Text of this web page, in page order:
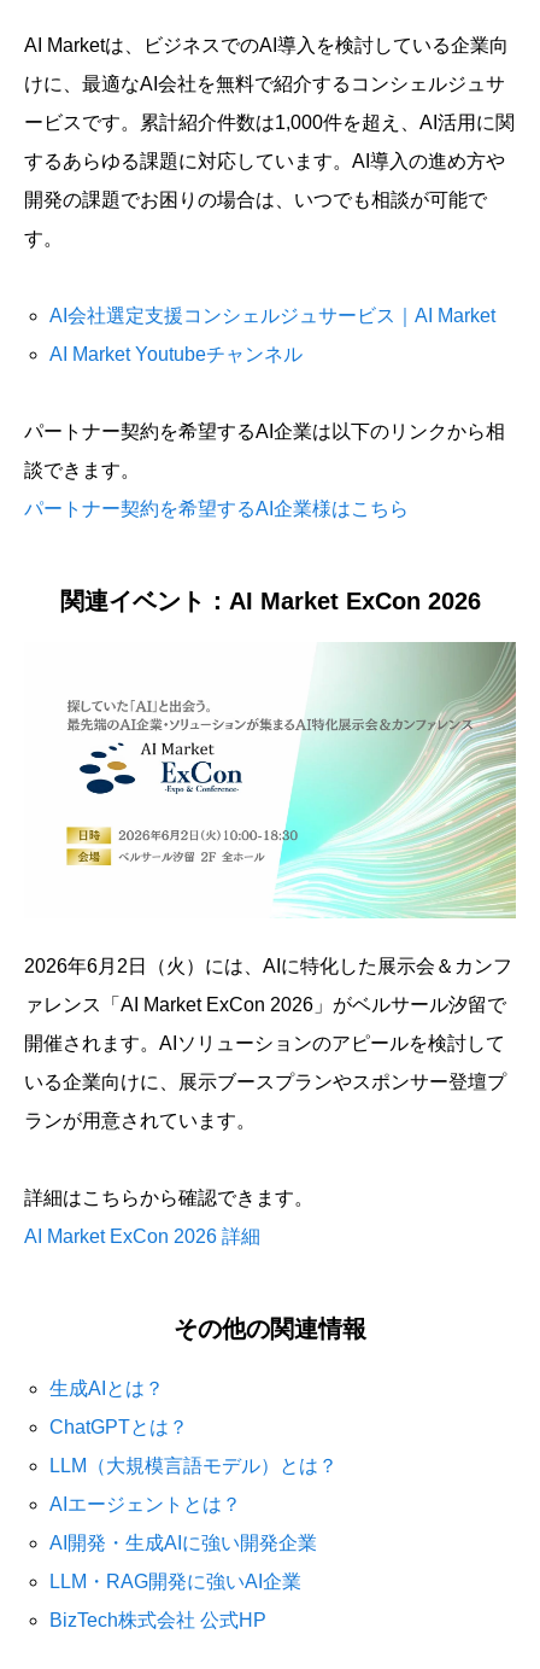
AI Marketは、ビジネスでのAI導入を検討している企業向
けに、最適なAI会社を無料で紹介するコンシェルジュサ
ービスです。累計紹介件数は1,000件を超え、AI活用に関
するあらゆる課題に対応しています。AI導入の進め方や
開発の課題でお困りの場合は、いつでも相談が可能で
す。
AI会社選定支援コンシェルジュサービス｜AI Market
AI Market Youtubeチャンネル
パートナー契約を希望するAI企業は以下のリンクから相
談できます。
パートナー契約を希望するAI企業様はこちら
関連イベント：AI Market ExCon 2026
2026年6月2日（火）には、AIに特化した展示会＆カンフ
ァレンス「AI Market ExCon 2026」がベルサール汐留で
開催されます。AIソリューションのアピールを検討して
いる企業向けに、展示ブースプランやスポンサー登壇プ
ランが用意されています。
詳細はこちらから確認できます。
AI Market ExCon 2026 詳細
その他の関連情報
生成AIとは？
ChatGPTとは？
LLM（大規模言語モデル）とは？
AIエージェントとは？
AI開発・生成AIに強い開発企業
LLM・RAG開発に強いAI企業
BizTech株式会社 公式HP